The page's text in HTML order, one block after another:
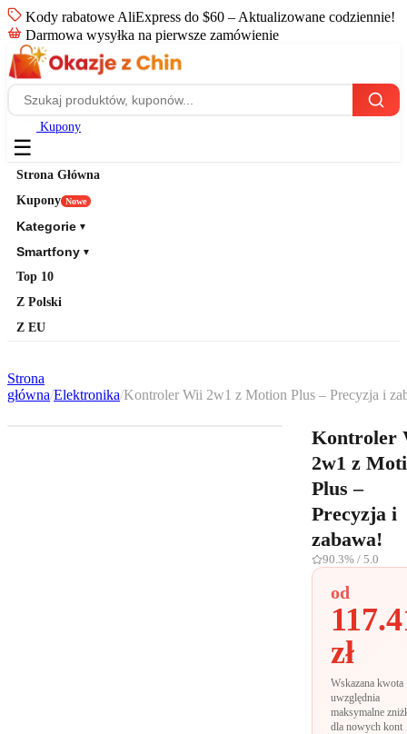
Kody rabatowe AliExpress do $60 – Aktualizowane codziennie!
Darmowa wysyłka na pierwsze zamówienie
Kupony
☰
Strona Główna
Kupony Nowe
Kategorie ▼
Smartfony ▼
Top 10
Z Polski
Z EU
Strona
główna/Elektronika/Kontroler Wii 2w1 z Motion Plus – Precyzja i
Kontroler
2w1 z
Plus –
Precyzja i
zabawa!
90.3% / 5.0
od
zł
Wskazana kwota
uwzględnia
maksymalne
dla nowych kont